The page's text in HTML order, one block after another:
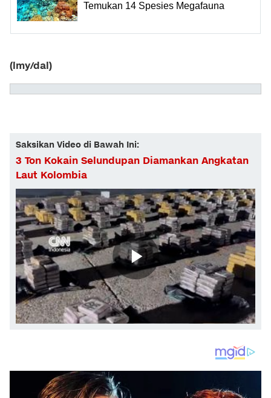
Temukan 14 Spesies Megafauna
(lmy/dal)
Saksikan Video di Bawah Ini:
3 Ton Kokain Selundupan Diamankan Angkatan
Laut Kolombia